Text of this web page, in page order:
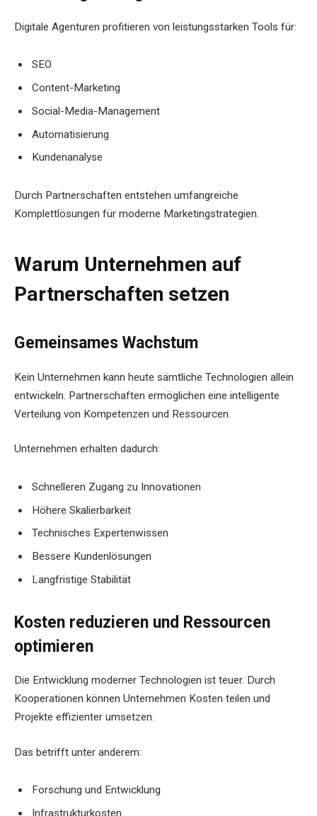
Digitale Agenturen profitieren von leistungsstarken Tools für:
SEO
Content-Marketing
Social-Media-Management
Automatisierung
Kundenanalyse
Durch Partnerschaften entstehen umfangreiche
Komplettlösungen für moderne Marketingstrategien.
Warum Unternehmen auf
Partnerschaften setzen
Gemeinsames Wachstum
Kein Unternehmen kann heute sämtliche Technologien allein
entwickeln. Partnerschaften ermöglichen eine intelligente
Verteilung von Kompetenzen und Ressourcen.
Unternehmen erhalten dadurch:
Schnelleren Zugang zu Innovationen
Höhere Skalierbarkeit
Technisches Expertenwissen
Bessere Kundenlösungen
Langfristige Stabilität
Kosten reduzieren und Ressourcen
optimieren
Die Entwicklung moderner Technologien ist teuer. Durch
Kooperationen können Unternehmen Kosten teilen und
Projekte effizienter umsetzen.
Das betrifft unter anderem:
Forschung und Entwicklung
Infrastrukturkosten